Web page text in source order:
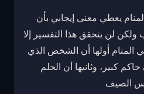
يعطي معنى إيجابي بأن
ولكن لن يتحقق هذا التفسير إلا
المنام أولها أن الشخص الذي
كبير، وثانيها أن الحلم
الصيف